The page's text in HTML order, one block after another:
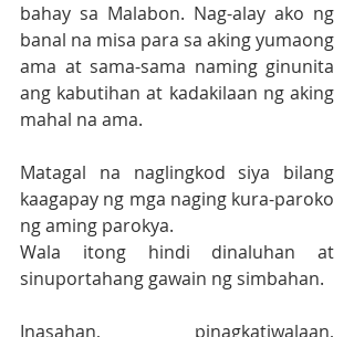
bahay sa Malabon. Nag-alay ako ng
banal na misa para sa aking yumaong
ama at sama-sama naming ginunita
ang kabutihan at kadakilaan ng aking
mahal na ama.
Matagal na naglingkod siya bilang
kaagapay ng mga naging kura-paroko
ng aming parokya.
Wala itong hindi dinaluhan at
sinuportahang gawain ng simbahan.
Inasahan, pinagkatiwalaan,